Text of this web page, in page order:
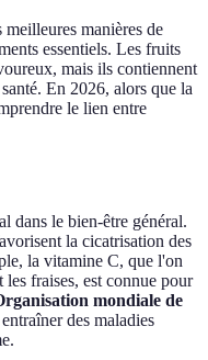
manières de
essentiels. Les fruits
mais ils contiennent
En 2026, alors que la
le lien entre
dans le bien-être général.
la cicatrisation des
la vitamine C, que l'on
les fraises, est connue pour
mondiale de
des maladies